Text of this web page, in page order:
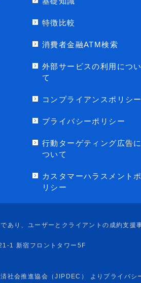
特徴比較
消費者金融ATM検索
外部サービスの利用につい
て
コンプライアンスポリシー
プライバシーポリシー
行動ターゲティング広告に
ついて
カスタマーハラスメントポ
リシー